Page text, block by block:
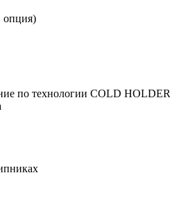
опция)
по технологии COLD HOLDER